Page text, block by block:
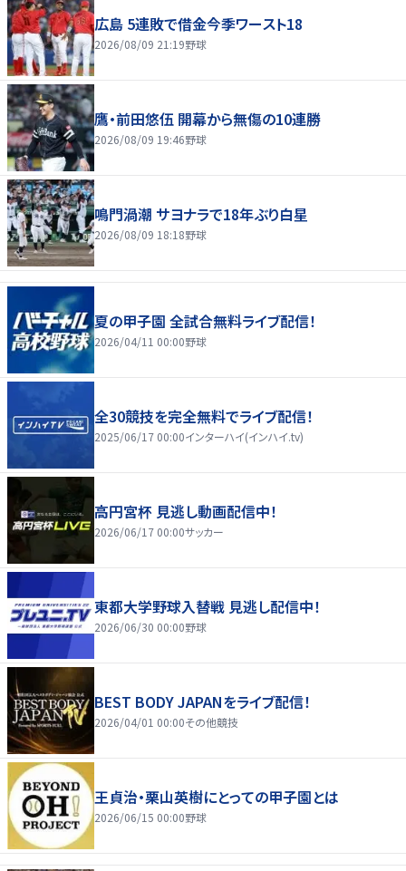
広島 5連敗で借金今季ワースト18
2026/08/09 21:19野球
鷹・前田悠伍 開幕から無傷の10連勝
2026/08/09 19:46野球
鳴門渦潮 サヨナラで18年ぶり白星
2026/08/09 18:18野球
夏の甲子園 全試合無料ライブ配信！
2026/04/11 00:00野球
全30競技を完全無料でライブ配信！
2025/06/17 00:00インターハイ(インハイ.tv)
高円宮杯 見逃し動画配信中！
2026/06/17 00:00サッカー
東都大学野球入替戦 見逃し配信中！
2026/06/30 00:00野球
BEST BODY JAPANをライブ配信！
2026/04/01 00:00その他競技
王貞治・栗山英樹にとっての甲子園とは
2026/06/15 00:00野球